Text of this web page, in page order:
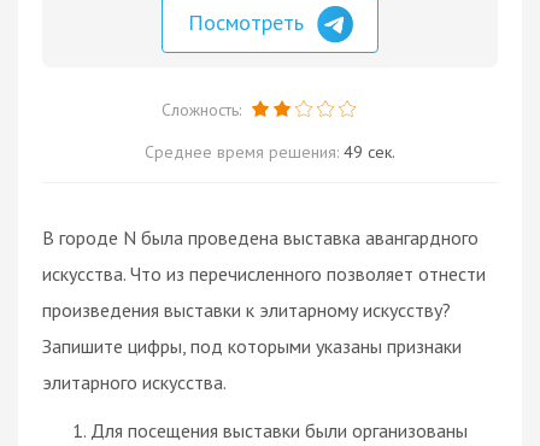
Посмотреть
Сложность:
Среднее время решения: 49 сек.
В городе N была проведена выставка авангардного
искусства. Что из перечисленного позволяет отнести
произведения выставки к элитарному искусству?
Запишите цифры, под которыми указаны признаки
элитарного искусства.
Для посещения выставки были организованы